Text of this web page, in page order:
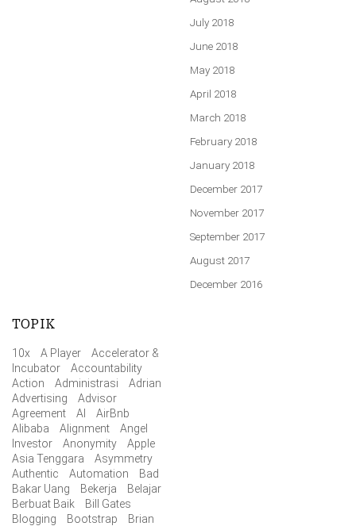
July 2018
June 2018
May 2018
April 2018
March 2018
February 2018
January 2018
December 2017
November 2017
September 2017
August 2017
December 2016
TOPIK
10x A Player
Accelerator &
Incubator
Accountability
Action
Administrasi
Adrian
Advertising
Advisor
Agreement
AI
AirBnb
Alibaba
Alignment
Angel
Investor
Anonymity
Apple
Asia Tenggara
Asymmetry
Authentic
Automation
Bad
Bakar Uang
Bekerja
Belajar
Berbuat Baik
Bill Gates
Blogging
Bootstrap
Brian